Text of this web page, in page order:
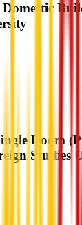
Domestic
Room
Studies